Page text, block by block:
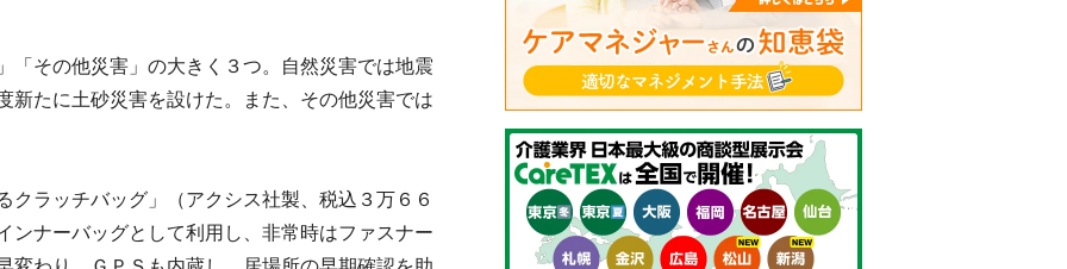
その他災害」の大きく３つ。自然災害では地震
新たに土砂災害を設けた。また、その他災害では
ラッチバッグ」（アクシス社製、税込３万６６
ンナーバッグとして利用し、非常時はファスナー